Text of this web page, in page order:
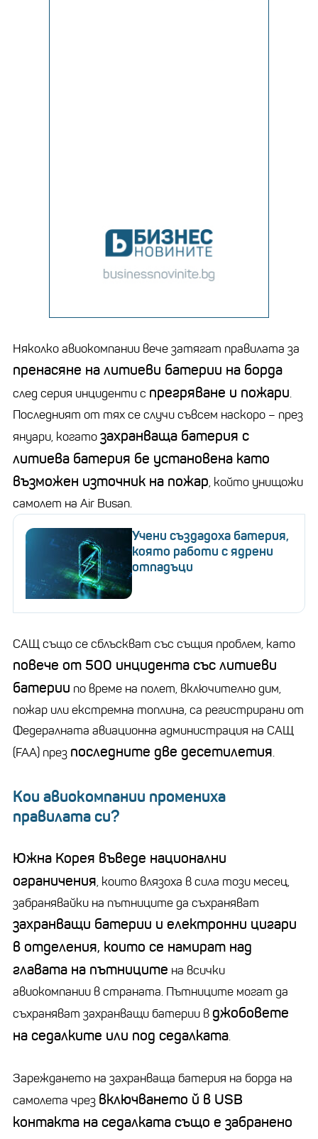
Няколко авиокомпании вече затягат правилата за
пренасяне на литиеви батерии на борда
след серия инциденти с прегряване и пожари.
Последният от тях се случи съвсем наскоро – през
януари, когатозахранваща батерия с
литиева батерия бе установена като
възможен източник на пожар, който унищожи
самолет на Air Busan.
Учени създадоха батерия,
която работи с ядрени
отпадъци
САЩ също се сблъскват със същия проблем, като
повече от 500 инцидента със литиеви
батерии по време на полет, включително дим,
пожар или екстремна топлина, са регистрирани от
Федералната авиационна администрация на САЩ
(FAA) през последните две десетилетия.
Кои авиокомпании промениха
правилата си?
Южна Корея въведе национални
ограничения, които влязоха в сила този месец,
забранявайки на пътниците да съхраняват
захранващи батерии и електронни цигари
в отделения, които се намират над
главата на пътниците на всички
авиокомпании в страната. Пътниците могат да
съхраняват захранващи батерии в джобовете
на седалките или под седалката.
Зареждането на захранваща батерия на борда на
самолета чрез включването й в USB
контакта на седалката също е забранено